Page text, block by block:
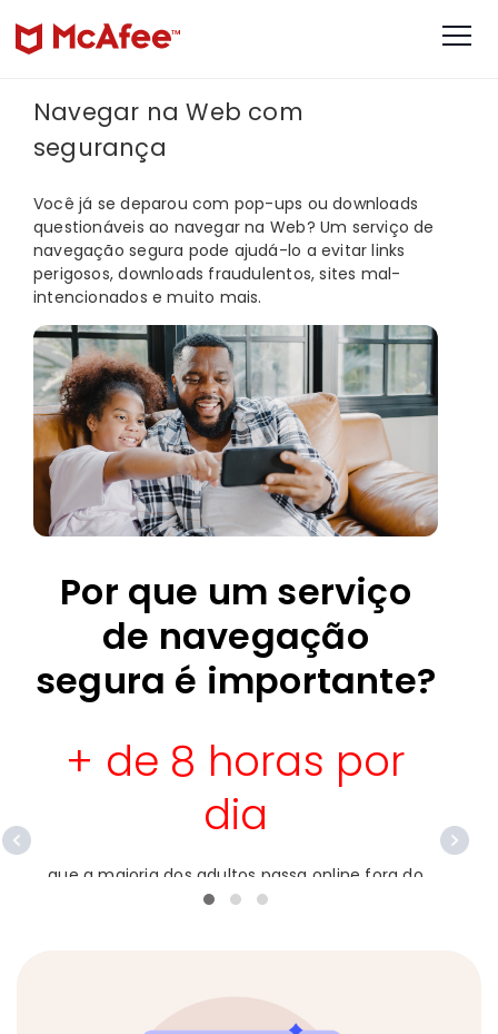
Navegar na Web com
segurança
Você já se deparou com pop-ups ou downloads
questionáveis ao navegar na Web? Um serviço de
navegação segura pode ajudá-lo a evitar links
perigosos, downloads fraudulentos, sites mal-
intencionados e muito mais.
Por que um serviço
de navegação
segura é importante?
+ de 8 horas por
dia
que a maioria dos adultos passa online fora do
trabalho.